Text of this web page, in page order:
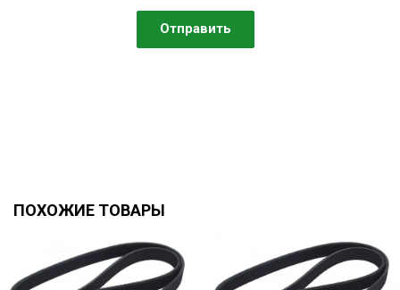
ПОХОЖИЕ ТОВАРЫ